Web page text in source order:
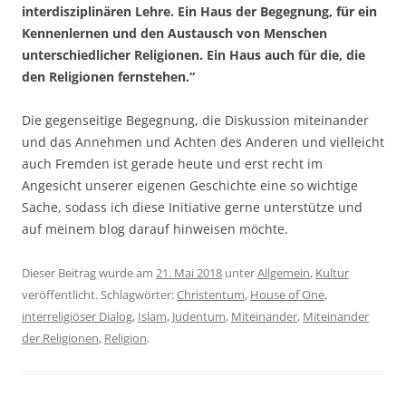
interdisziplinären Lehre. Ein Haus der Begegnung, für ein
Kennenlernen und den Austausch von Menschen
unterschiedlicher Religionen. Ein Haus auch für die, die
den Religionen fernstehen.“
Die gegenseitige Begegnung, die Diskussion miteinander
und das Annehmen und Achten des Anderen und vielleicht
auch Fremden ist gerade heute und erst recht im
Angesicht unserer eigenen Geschichte eine so wichtige
Sache, sodass ich diese Initiative gerne unterstütze und
auf meinem blog darauf hinweisen möchte.
Dieser Beitrag wurde am 21. Mai 2018 unterAllgemein, Kultur
veröffentlicht. Schlagwörter:Christentum, House of One,
interreligiöser Dialog, Islam, Judentum, Miteinander, Miteinander
der Religionen, Religion.